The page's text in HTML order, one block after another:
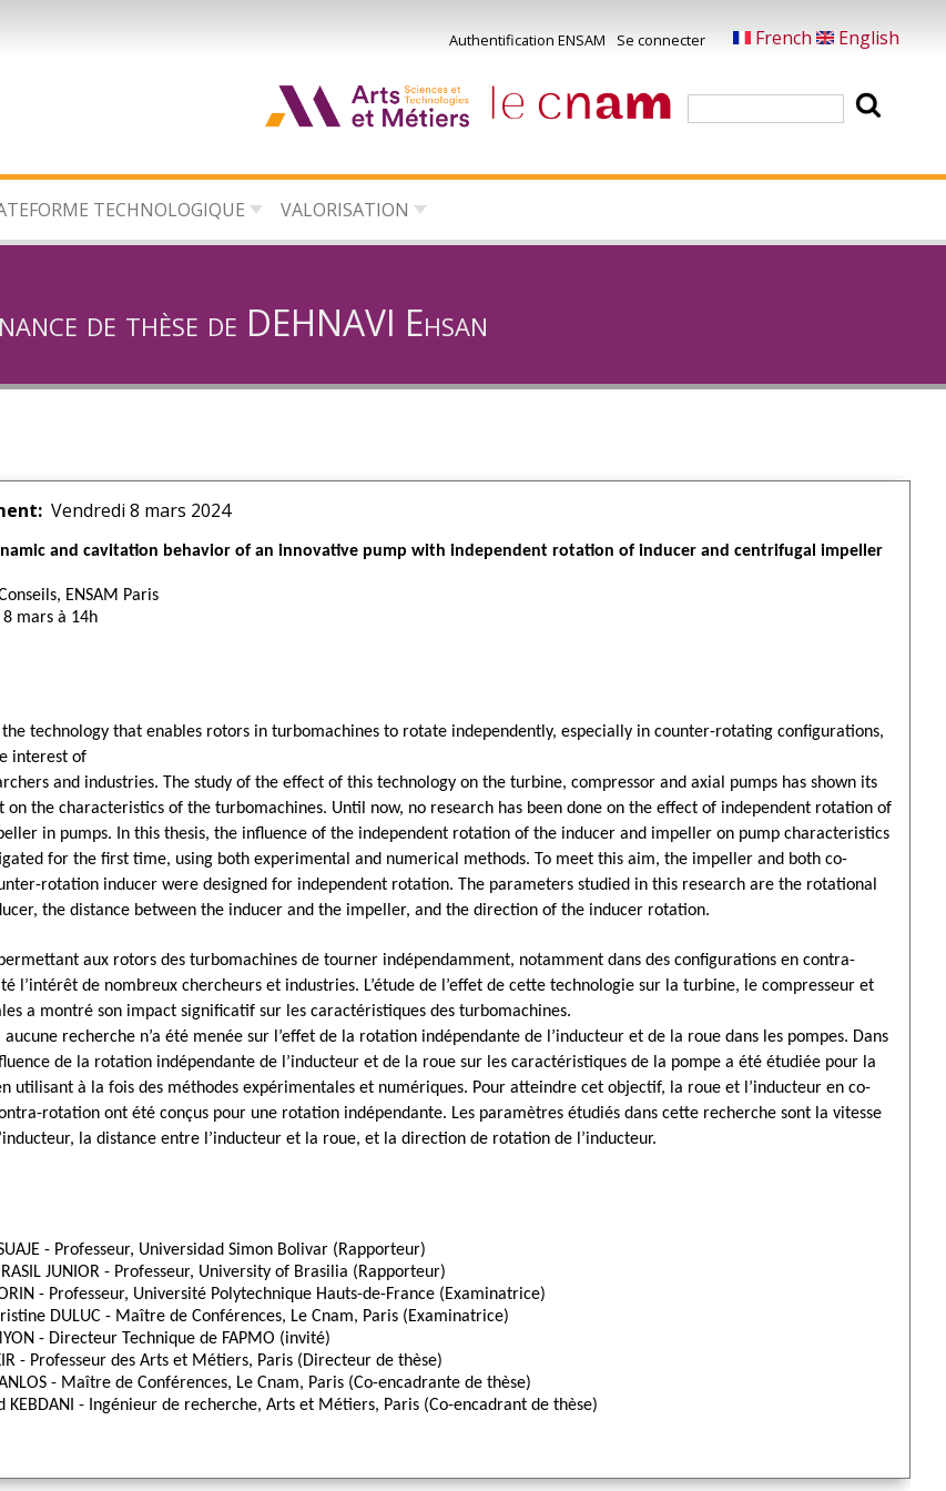
du
compte
Authentification ENSAM Se connecter French English
TECHNOLOGIQUE VALORISATION
de thèse de DEHNAVI Ehsan
Vendredi 8 mars 2024
and cavitation behavior of an innovative pump with independent rotation of inducer and centrifugal impeller
ENSAM Paris
mars à 14h
technology that enables rotors in turbomachines to rotate independently, especially in counter-rotating configurations,
interest of
and industries. The study of the effect of this technology on the turbine, compressor and axial pumps has shown its
on the characteristics of the turbomachines. Until now, no research has been done on the effect of independent rotation of
in pumps. In this thesis, the influence of the independent rotation of the inducer and impeller on pump characteristics
for the first time, using both experimental and numerical methods. To meet this aim, the impeller and both co-
rotation inducer were designed for independent rotation. The parameters studied in this research are the rotational
the distance between the inducer and the impeller, and the direction of the inducer rotation.
aux rotors des turbomachines de tourner indépendamment, notamment dans des configurations en contra-
l’intérêt de nombreux chercheurs et industries. L’étude de l’effet de cette technologie sur la turbine, le compresseur et
a montré son impact significatif sur les caractéristiques des turbomachines.
aucune recherche n’a été menée sur l’effet de la rotation indépendante de l’inducteur et de la roue dans les pompes. Dans
de la rotation indépendante de l’inducteur et de la roue sur les caractéristiques de la pompe a été étudiée pour la
utilisant à la fois des méthodes expérimentales et numériques. Pour atteindre cet objectif, la roue et l’inducteur en co-
rotation ont été conçus pour une rotation indépendante. Les paramètres étudiés dans cette recherche sont la vitesse
la distance entre l’inducteur et la roue, et la direction de rotation de l’inducteur.
- Professeur, Universidad Simon Bolivar (Rapporteur)
JUNIOR - Professeur, University of Brasilia (Rapporteur)
- Professeur, Université Polytechnique Hauts-de-France (Examinatrice)
DULUC - Maître de Conférences, Le Cnam, Paris (Examinatrice)
- Directeur Technique de FAPMO (invité)
- Professeur des Arts et Métiers, Paris (Directeur de thèse)
- Maître de Conférences, Le Cnam, Paris (Co-encadrante de thèse)
KEBDANI - Ingénieur de recherche, Arts et Métiers, Paris (Co-encadrant de thèse)